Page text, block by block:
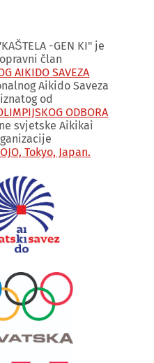
-GEN KI" je
član
AIKIDO SAVEZA
Aikido Saveza
od
ODBORA
svjetske Aikikai
Tokyo, Japan.